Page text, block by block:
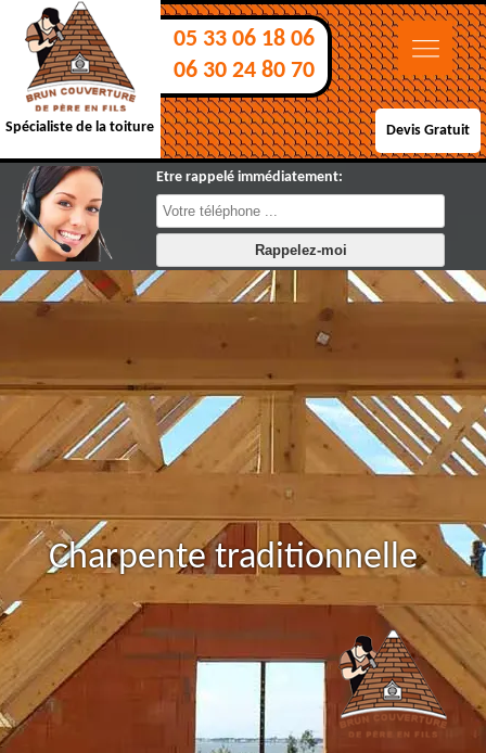
Spécialiste de la toiture
05 33 06 18 06
06 30 24 80 70
Devis Gratuit
Etre rappelé immédiatement:
Charpente traditionnelle